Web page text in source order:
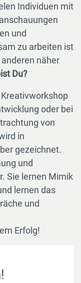
Individuen mit
und
zu arbeiten ist
näher
Du?
oder bei
von
in
gezeichnet.
und
Sie lernen Mimik
lernen das
und
Erfolg!